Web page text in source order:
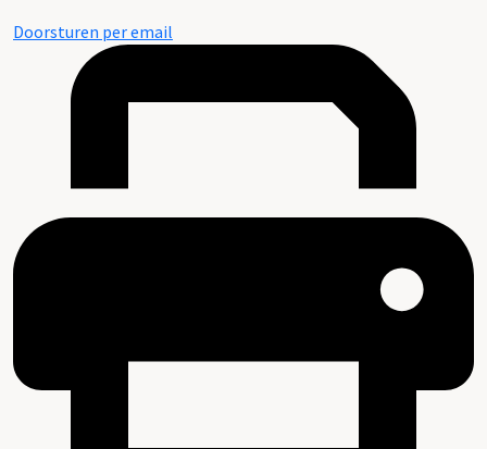
Doorsturen per email